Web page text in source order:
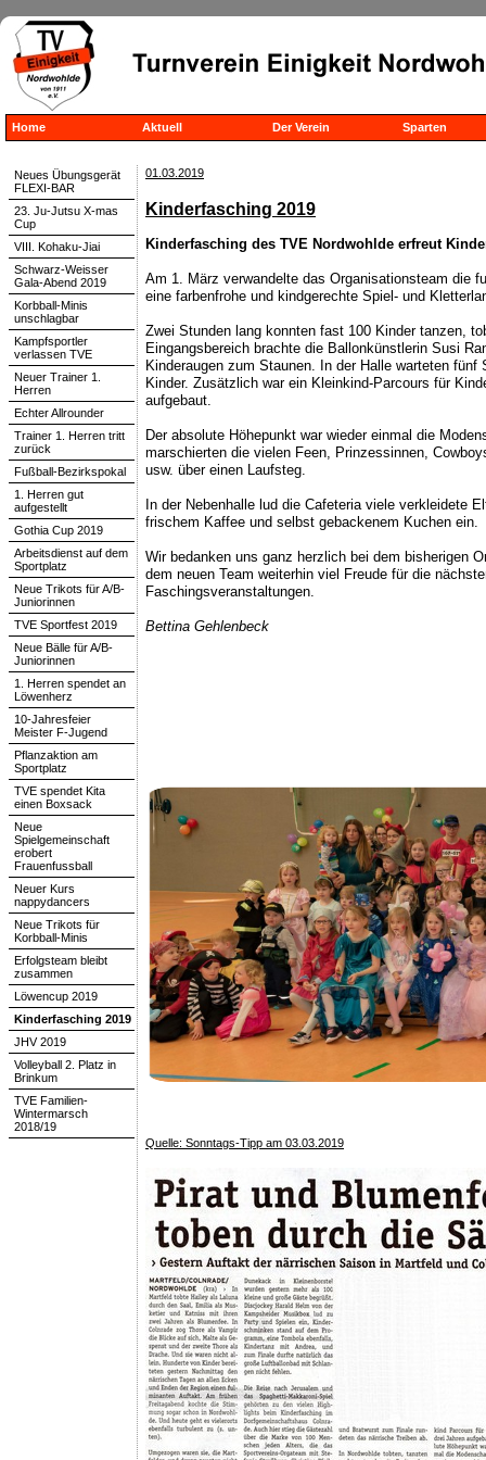
Home Aktuell Der Verein Sparten
01.03.2019
Kinderfasching 2019
Kinderfasching des TVE Nordwohlde erfreut
Am 1. März verwandelte das Organisationsteam die
eine farbenfrohe und kindgerechte Spiel- und
Zwei Stunden lang konnten fast 100 Kinder tanzen,
Eingangsbereich brachte die Ballonkünstlerin Susi
Kinderaugen zum Staunen. In der Halle warteten fünf
Kinder. Zusätzlich war ein Kleinkind-Parcours für
aufgebaut.
Der absolute Höhepunkt war wieder einmal die
marschierten die vielen Feen, Prinzessinnen,
usw. über einen Laufsteg.
In der Nebenhalle lud die Cafeteria viele verkleidete
frischem Kaffee und selbst gebackenem Kuchen ein.
Wir bedanken uns ganz herzlich bei dem bisherigen
dem neuen Team weiterhin viel Freude für die
Faschingsveranstaltungen.
Bettina Gehlenbeck
Quelle: Sonntags-Tipp am 03.03.2019
Neues Übungsgerät
FLEXI-BAR
23. Ju-Jutsu X-mas
Cup
VIII. Kohaku-Jiai
Schwarz-Weisser
Gala-Abend 2019
Korbball-Minis
unschlagbar
Kampfsportler
verlassen TVE
Neuer Trainer 1.
Herren
Echter Allrounder
Trainer 1. Herren tritt
zurück
Fußball-Bezirkspokal
1. Herren gut
aufgestellt
Gothia Cup 2019
Arbeitsdienst auf dem
Sportplatz
Neue Trikots für A/B-
Juniorinnen
TVE Sportfest 2019
Neue Bälle für A/B-
Juniorinnen
1. Herren spendet an
Löwenherz
10-Jahresfeier
Meister F-Jugend
Pflanzaktion am
Sportplatz
TVE spendet Kita
einen Boxsack
Neue
Spielgemeinschaft
erobert
Frauenfussball
Neuer Kurs
nappydancers
Neue Trikots für
Korbball-Minis
Erfolgsteam bleibt
zusammen
Löwencup 2019
Kinderfasching 2019
JHV 2019
Volleyball 2. Platz in
Brinkum
TVE Familien-
Wintermarsch
2018/19